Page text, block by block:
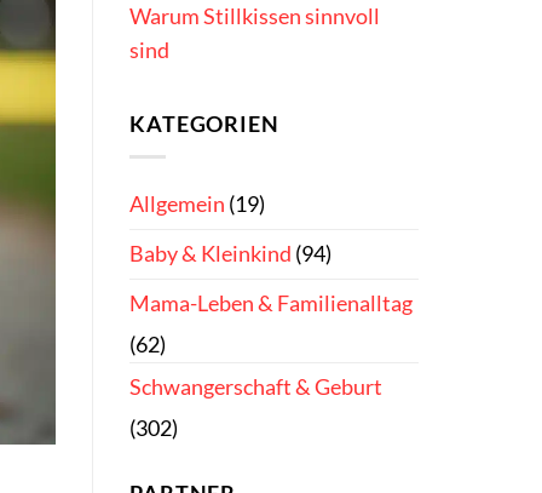
Warum Stillkissen sinnvoll
sind
KATEGORIEN
Allgemein (19)
Baby & Kleinkind (94)
Mama-Leben & Familienalltag
(62)
Schwangerschaft & Geburt
(302)